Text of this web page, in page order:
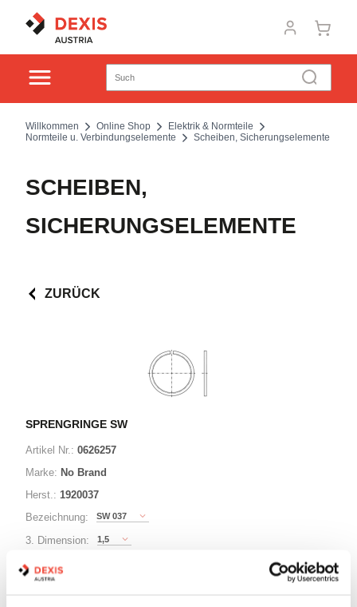
Willkommen Online Shop
Elektrik & Normteile
Normteile u. Verbindungselemente
Scheiben, Sicherungselemente
SCHEIBEN,
SICHERUNGSELEMENTE
ZURÜCK
SPRENGRINGE SW
Artikel Nr.: 0626257
Marke: No Brand
Herst.: 1920037
Bezeichnung:
SW 037
3. Dimension: 1,5
Ø: